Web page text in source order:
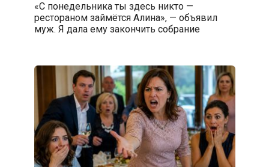
«С понедельника ты здесь никто —
рестораном займётся Алина», — объявил
муж. Я дала ему закончить собрание